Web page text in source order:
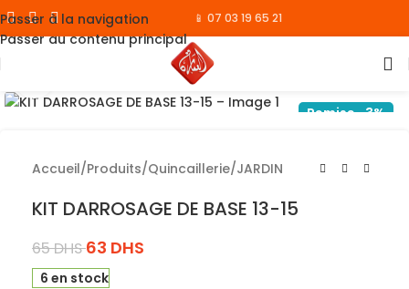
Passer à la navigation
Passer au contenu principal
📱 07 03 19 65 21
Remise -3%
Cliquez pour agrandir
Accueil/Produits/Quincaillerie/JARDIN
KIT DARROSAGE DE BASE 13-15
65DHS 63 DHS
6 en stock